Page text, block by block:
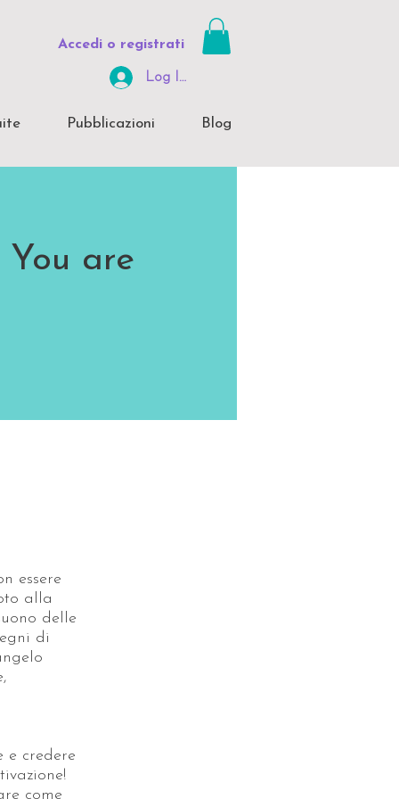
Log In Area Riservata
Accedi o registrati
Pubblicazioni Blog
are
essere
alla
delle
di
e credere
come